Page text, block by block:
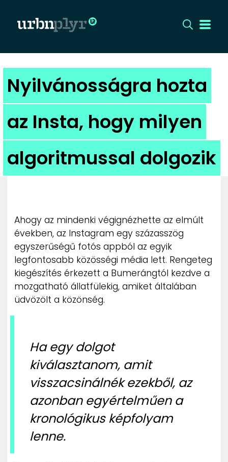
CÍMLAP
DIZÁJN
DIVAT
HIP
UTCA
ZENE
MÉDIAAJÁNLAT
IMPRESSZUM
PR-ARCHÍVUM
ADATKEZELÉSI TÁJÉKOZTATÓ
Nyilvánosságra hozta
az Insta, hogy milyen
algoritmussal dolgozik
Ahogy az mindenki végignézhette az elmúlt
években, az Instagram egy százasszög
egyszerűségű fotós appból az egyik
legfontosabb közösségi média lett. Rengeteg
kiegészítés érkezett a Bumerángtól kezdve a
mozgatható állatfülekig, amiket általában
üdvözölt a közönség.
Ha egy dolgot
kiválasztanom, amit
visszacsinálnék ezekből, az
azonban egyértelműen a
kronológikus képfolyam
lenne.